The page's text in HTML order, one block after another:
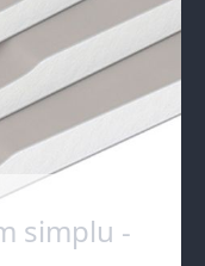
simplu -